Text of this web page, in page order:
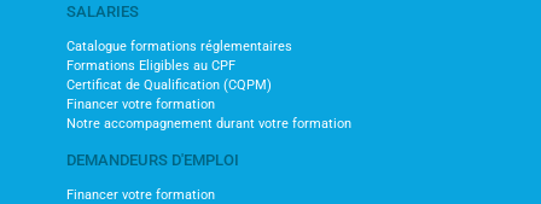
SALARIES
Catalogue formations réglementaires
Formations Eligibles au CPF
Certificat de Qualification (CQPM)
Financer votre formation
Notre accompagnement durant votre formation
DEMANDEURS D'EMPLOI
Financer votre formation